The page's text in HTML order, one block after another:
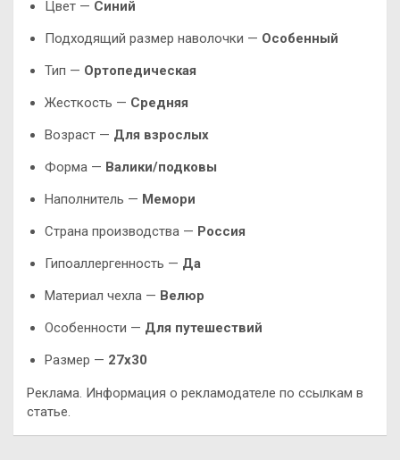
Цвет — Синий
Подходящий размер наволочки — Особенный
Тип — Ортопедическая
Жесткость — Средняя
Возраст — Для взрослых
Форма — Валики/подковы
Наполнитель — Мемори
Страна производства — Россия
Гипоаллергенность — Да
Материал чехла — Велюр
Особенности — Для путешествий
Размер — 27х30
Реклама. Информация о рекламодателе по ссылкам в
статье.